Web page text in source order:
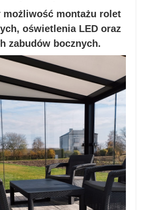
możliwość montażu rolet
oświetlenia LED oraz
zabudów bocznych.